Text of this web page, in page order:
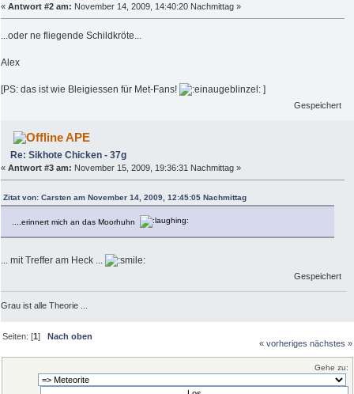
« Antwort #2 am: November 14, 2009, 14:40:20 Nachmittag »
...oder ne fliegende Schildkröte...
Alex
[PS: das ist wie Bleigiessen für Met-Fans! ]
Gespeichert
APE
Re: Sikhote Chicken - 37g
« Antwort #3 am: November 15, 2009, 19:36:31 Nachmittag »
Zitat von: Carsten am November 14, 2009, 12:45:05 Nachmittag
....erinnert mich an das Moorhuhn
... mit Treffer am Heck ...
Gespeichert
Grau ist alle Theorie ...
Seiten: [1] Nach oben
« vorheriges nächstes »
Gehe zu: